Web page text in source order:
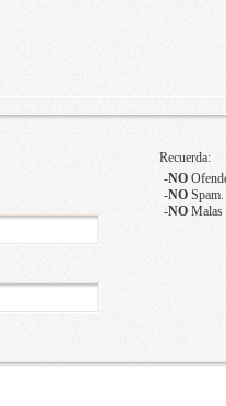
Recuerda:
-NO
-NOSpam.
-NOMalas